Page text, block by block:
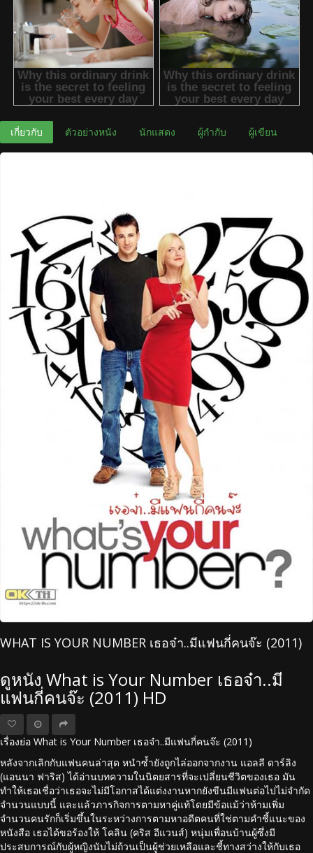
เกี่ยวกับ ตัวอย่างหนัง นักแสดง ผู้กำกับ ผู้เขียน
WHAT IS YOUR NUMBER เธอจ๋า..มีแฟนกี่คนจ๊ะ (2011)
ดูหนัง What is Your Number เธอจ๋า..มี
แฟนกี่คนจ๊ะ (2011) HD
เรื่องย่อ What is Your Number เธอจ๋า..มีแฟนกี่คนจ๊ะ (2011)
หลังจากเลิกกับแฟนคนล่าสุด หนำซ้ำยังถูกไล่ออกจากงาน แอลลี ดาร์ลิง
(แอนนา ฟาริส) ได้อ่านบทความในนิตยสารที่จะเปลี่ยนชีวิตของเธอ มัน
ทำให้เธอเชื่อว่าเธอจะไม่มีโอกาสได้แต่งงานหากยังขืนมีแฟนต่อไปไม่จำกัด
จำนวนแบบนี้ และแล้วภารกิจการตามหาคู่แท้โดยมีข้อแม้ว่าห้ามเพิ่ม
จำนวนคนรักก็เริ่มขึ้นในระหว่างการตามหาอดีตคนที่ใช่ตามคำชี้แนะของ
หนังสือ เธอได้ขอร้องให้ โคลิน (คริส อีแวนส์) หนุ่มเพื่อนบ้านผู้ซึ่งมี
ประสบการณ์กับผู้หญิงนับไม่ถ้วนเป็นผู้ช่วยเหลือและชี้ทางสว่างให้กับเธอ